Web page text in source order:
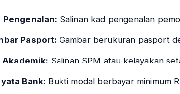
Pengenalan: Salinan kad pengenalan
Pasport: Gambar berukuran pasport
Akademik: Salinan SPM atau kelayakan
Bank: Bukti modal berbayar minimum